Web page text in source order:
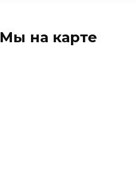
Мы на карте